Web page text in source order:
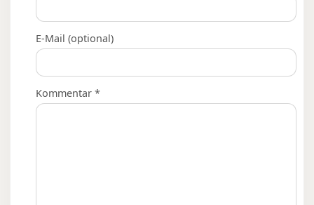
E-Mail (optional)
Kommentar *